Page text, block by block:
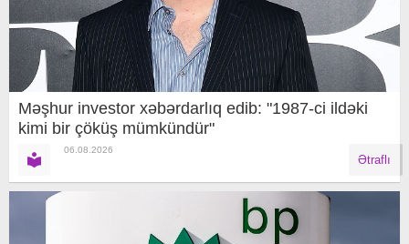
Məşhur investor xəbərdarlıq edib: "1987-ci ildəki
kimi bir çöküş mümkündür"
06.08.2026
Ətraflı